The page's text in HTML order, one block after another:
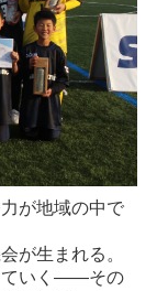
が地域の中で
が生まれる。
ていく——その